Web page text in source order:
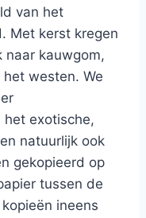
van het
Met kerst kregen
naar kauwgom,
westen. We
het exotische,
natuurlijk ook
gekopieerd op
tussen de
ineens